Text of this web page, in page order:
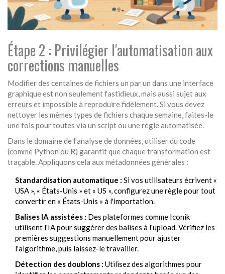
Étape 2 : Privilégier l'automatisation aux
corrections manuelles
Modifier des centaines de fichiers un par un dans une interface
graphique est non seulement fastidieux, mais aussi sujet aux
erreurs et impossible à reproduire fidèlement. Si vous devez
nettoyer les mêmes types de fichiers chaque semaine, faites-le
une fois pour toutes via un script ou une règle automatisée.
Dans le domaine de l'analyse de données, utiliser du code
(comme Python ou R) garantit que chaque transformation est
traçable. Appliquons cela aux métadonnées générales :
Standardisation automatique : Si vos utilisateurs écrivent «
USA », « États-Unis » et « US », configurez une règle pour tout
convertir en « États-Unis » à l'importation.
Balises IA assistées : Des plateformes comme Iconik
utilisent l'IA pour suggérer des balises à l'upload. Vérifiez les
premières suggestions manuellement pour ajuster
l'algorithme, puis laissez-le travailler.
Détection des doublons : Utilisez des algorithmes pour